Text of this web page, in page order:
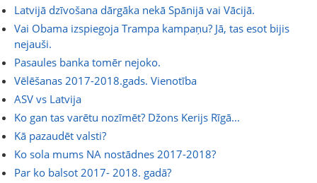
Latvijā dzīvošana dārgāka nekā Spānijā vai Vācijā.
Vai Obama izspiegoja Trampa kampaņu? Jā, tas esot bijis
nejauši.
Pasaules banka tomēr nejoko.
Vēlēšanas 2017-2018.gads. Vienotība
ASV vs Latvija
Ko gan tas varētu nozīmēt? Džons Kerijs Rīgā...
Kā pazaudēt valsti?
Ko sola mums NA nostādnes 2017-2018?
Par ko balsot 2017- 2018. gadā?